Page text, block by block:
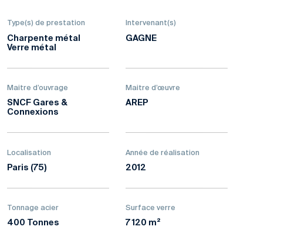
Type(s) de prestation
Charpente métal
Verre métal
Intervenant(s)
GAGNE
Maitre d’ouvrage
SNCF Gares &
Connexions
Maitre d’œuvre
AREP
Localisation
Paris (75)
Année de réalisation
2012
Tonnage acier
400 Tonnes
Surface verre
7 120 m²